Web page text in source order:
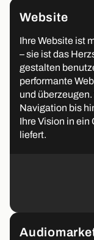
Website
Ihre Website ist
– sie ist das
gestalten
performante
und
Navigation bis
Ihre Vision in
liefert.